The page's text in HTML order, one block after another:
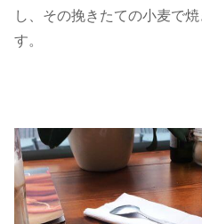
し、その挽きたての小麦で
す。